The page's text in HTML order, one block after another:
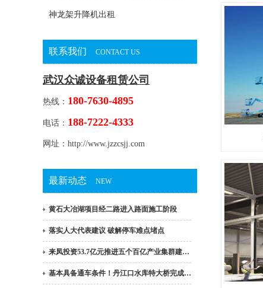
神龙架升降机出租
联系我们 CONTACT US
武汉众诚设备租赁公司
热线： 180-7630-4895
电话： 188-7222-4333
网址：http://www.jzzcsjj.com
最新动态 NEW
黄石大冶湖项目经二路进入路面施工阶段
落实人大代表建议 破解停车难点堵点
来凤投资53.7亿元推进五个百亿产业集群建…
基本具备通车条件！丹江口水库特大桥完成…